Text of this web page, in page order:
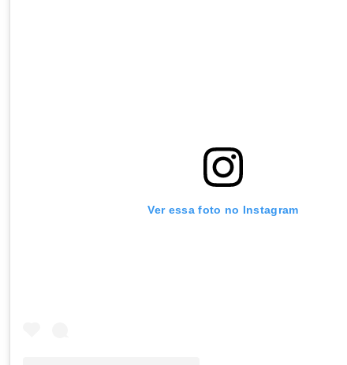
Ver essa foto no Instagram